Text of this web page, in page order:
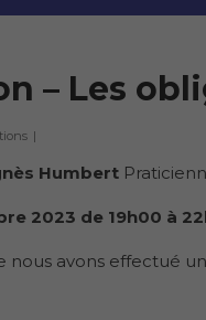
– Les
|
Humbert
2023 de 19h00 à
nous avons effectué